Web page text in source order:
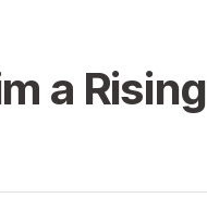
a Rising